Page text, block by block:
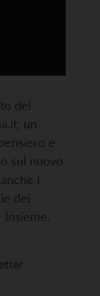
del
un
e
sul nuovo
i
dei
Insieme.